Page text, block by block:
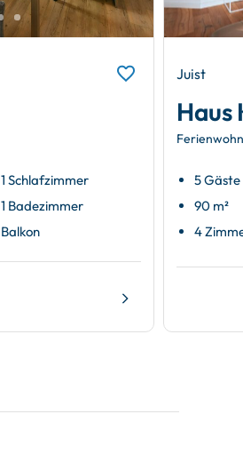
1 Schlafzimmer
1 Badezimmer
Balkon
Juist
Haus
5 Gäste
90 m²
4